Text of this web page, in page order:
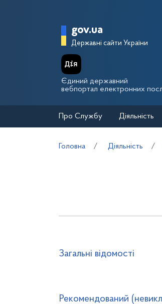
Головна
gov.ua
Державні сайти України
Єдиний державний
вебпортал електронних
Про Службу Діяльність
Головна Діяльність
Загальні відомості
Рекомендований